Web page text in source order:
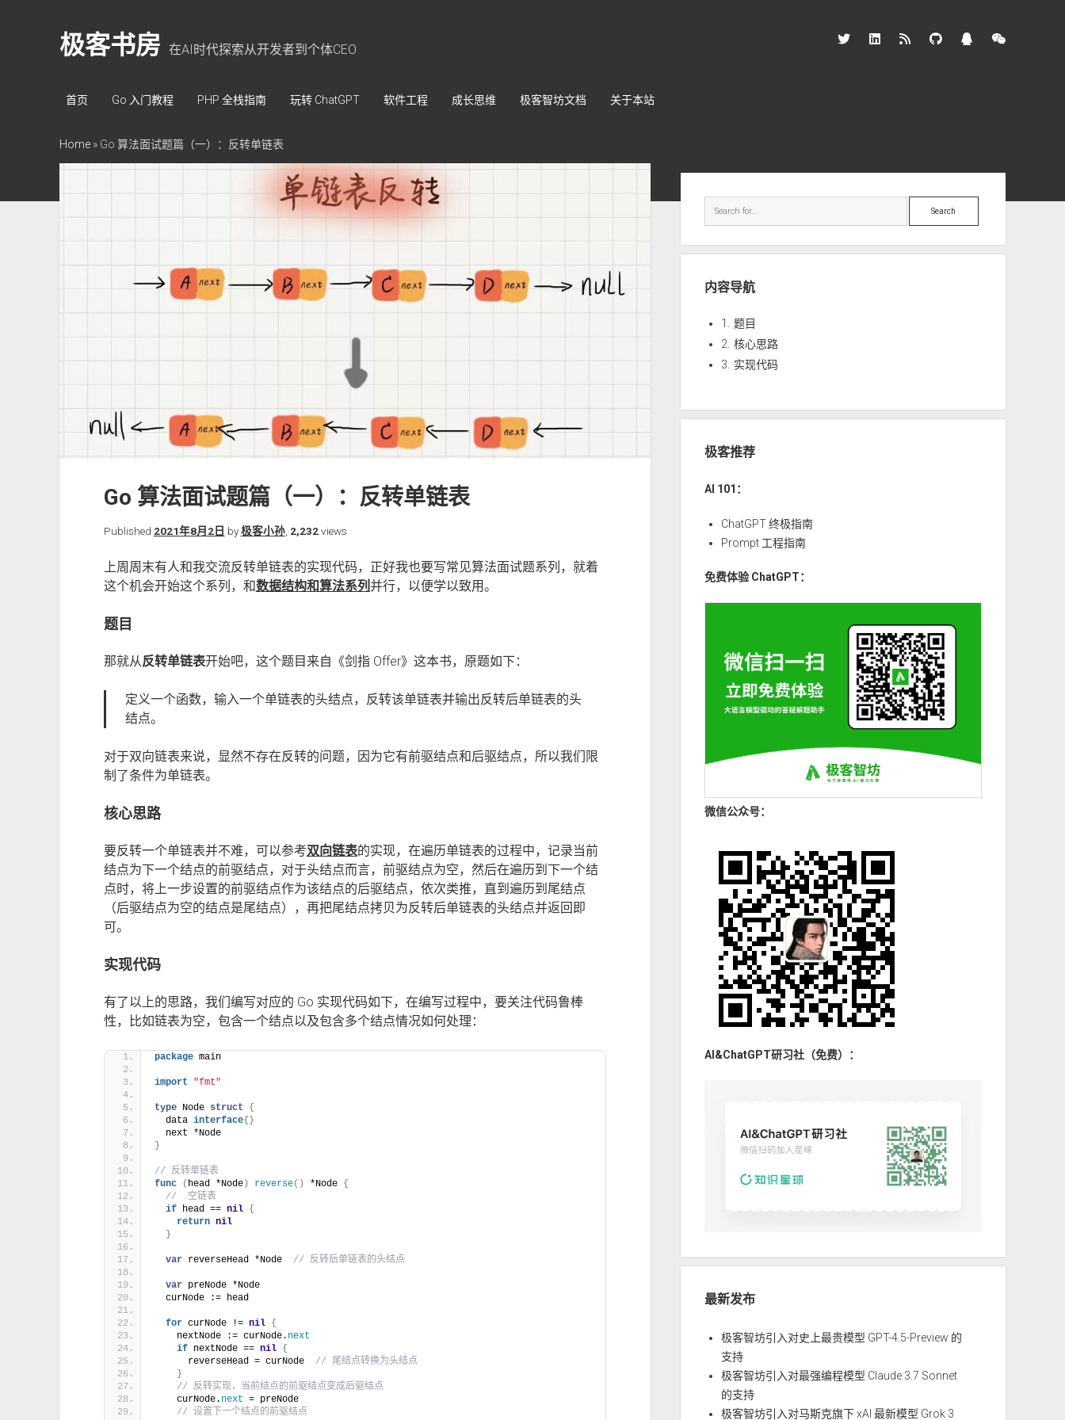
极客书房 在AI时代探索从开发者到个体CEO
twitterlinkedin github
首页 Go 入门教程 PHP 全栈指南 玩转 ChatGPT 软件工程 成长思维 极客智坊文档 关于本站
Home» Go 算法面试题篇（一）：反转单链表
Go 算法面试题篇（一）：反转单链表
Published 2021年8月2日 by极客小孙, 2,232views
上周周末有人和我交流反转单链表的实现代码，正好我也要写常见算法面试题系列，就着
这个机会开始这个系列，和数据结构和算法系列 并行，以便学以致用。
题目
那就从反转单链表开始吧，这个题目来自《剑指 Offer》这本书，原题如下：
定义一个函数，输入一个单链表的头结点，反转该单链表并输出反转后单链表的头
结点。
对于双向链表来说，显然不存在反转的问题，因为它有前驱结点和后驱结点，所以我们限
制了条件为单链表。
核心思路
要反转一个单链表并不难，可以参考双向链表的实现，在遍历单链表的过程中，记录当前
结点为下一个结点的前驱结点，对于头结点而言，前驱结点为空，然后在遍历到下一个结
点时，将上一步设置的前驱结点作为该结点的后驱结点，依次类推，直到遍历到尾结点
（后驱结点为空的结点是尾结点），再把尾结点拷贝为反转后单链表的头结点并返回即
可。
实现代码
有了以上的思路，我们编写对应的 Go 实现代码如下，在编写过程中，要关注代码鲁棒
性，比如链表为空，包含一个结点以及包含多个结点情况如何处理：
package main
import "fmt"
type Node struct
{
  data
interface{}
  next *Node
}
// 反转单链表
func
( head *Node) reverse() *Node {
//  空链表
if head == nil {
return nil
}
var reverseHead *Node // 反转后单链表的头结点
var preNode *Node
  curNode := head
for curNode != nil {
    nextNode := curNode.
next
if nextNode == nil {
      reverseHead = curNode
// 尾结点转换为头结点
}
// 反转实现，当前结点的前驱结点变成后驱结点
    curNode.
next = preNode
// 设置下一个结点的前驱结点
Search
内容导航
1.
题目
2. 核心思路
3.
实现代码
极客推荐
AI 101：
ChatGPT 终极指南
Prompt 工程指南
免费体验 ChatGPT：
微信公众号：
AI&ChatGPT研习社（免费）：
最新发布
极客智坊引入对史上最贵模型 GPT-4.5-Preview 的
支持
极客智坊引入对最强编程模型 Claude 3.7 Sonnet
的支持
极客智坊引入对马斯克旗下 xAI 最新模型 Grok 3